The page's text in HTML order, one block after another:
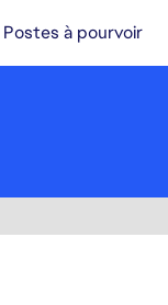
Postes à pourvoir